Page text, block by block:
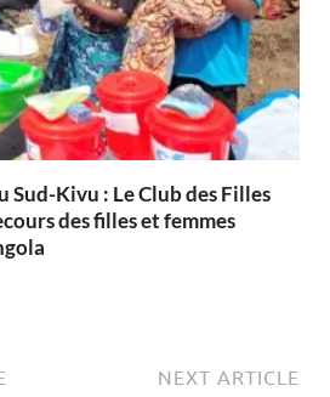
Sud-Kivu : Le Club des Filles
des filles et femmes
NEXT ARTICLE